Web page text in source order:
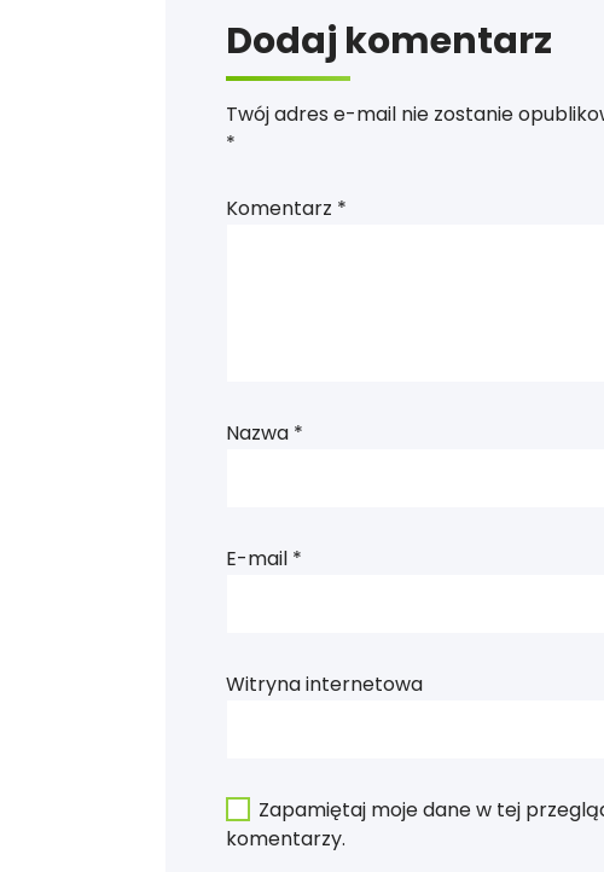
Dodaj komentarz
Twój adres e-mail nie zostanie
*
Komentarz *
Nazwa *
E-mail *
Witryna internetowa
Zapamiętaj moje dane w tej
komentarzy.